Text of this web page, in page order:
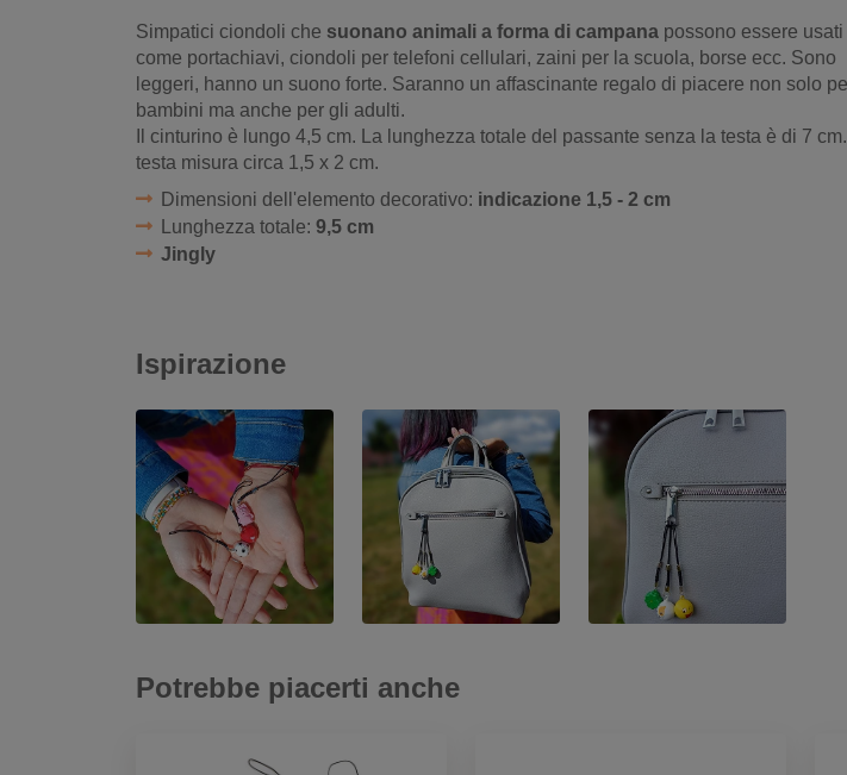
Simpatici ciondoli che suonano animali a forma di campana possono essere usati
come portachiavi, ciondoli per telefoni cellulari, zaini per la scuola, borse ecc. Sono
leggeri, hanno un suono forte. Saranno un affascinante regalo di piacere non solo
bambini ma anche per gli adulti.
Il cinturino è lungo 4,5 cm. La lunghezza totale del passante senza la testa è di 7
testa misura circa 1,5 x 2 cm.
Dimensioni dell'elemento decorativo: indicazione 1,5 - 2 cm
Lunghezza totale: 9,5 cm
Jingly
Ispirazione
Potrebbe piacerti anche